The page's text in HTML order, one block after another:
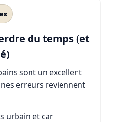
du temps (et
sont un excellent
erreurs reviennent
urbain et car